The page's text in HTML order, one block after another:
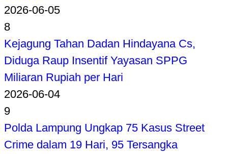
2026-06-05
8
Kejagung Tahan Dadan Hindayana Cs,
Diduga Raup Insentif Yayasan SPPG
Miliaran Rupiah per Hari
2026-06-04
9
Polda Lampung Ungkap 75 Kasus Street
Crime dalam 19 Hari, 95 Tersangka